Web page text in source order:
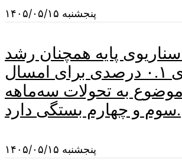
پنجشنبه ۱۴۰۵/۰۵/۱۵
سناریوی پایه همچنان رشد
اقتصادی ۰.۱ درصدی برای امسال
به تحولات سه‌ماهه
سوم و چهارم بستگی دارد.
پنجشنبه ۱۴۰۵/۰۵/۱۵